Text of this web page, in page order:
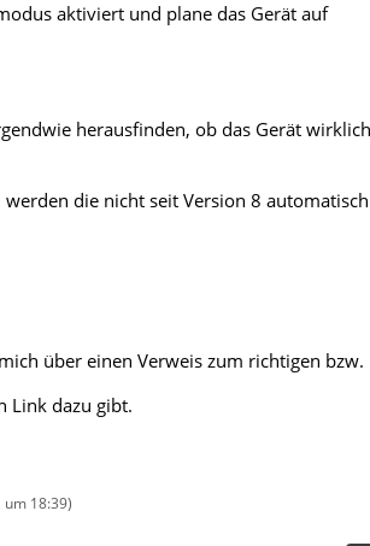
aktiviert und plane das Gerät auf
herausfinden, ob das Gerät wirklich
die nicht seit Version 8 automatisch
über einen Verweis zum richtigen bzw.
Link dazu gibt.
um 18:39)